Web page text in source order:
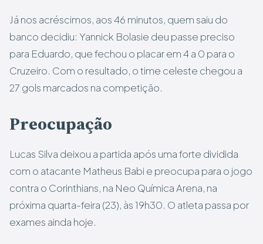
Já nos acréscimos, aos 46 minutos, quem saiu do
banco decidiu: Yannick Bolasie deu passe preciso
para Eduardo, que fechou o placar em 4 a 0 para o
Cruzeiro. Com o resultado, o time celeste chegou a
27 gols marcados na competição.
Preocupação
Lucas Silva deixou a partida após uma forte dividida
com o atacante Matheus Babi e preocupa para o jogo
contra o Corinthians, na Neo Química Arena, na
próxima quarta-feira (23), às 19h30. O atleta passa por
exames ainda hoje.